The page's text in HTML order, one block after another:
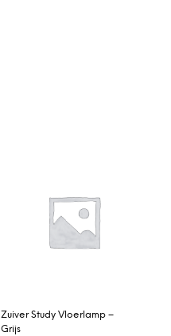
Zuiver Study Vloerlamp –
Grijs